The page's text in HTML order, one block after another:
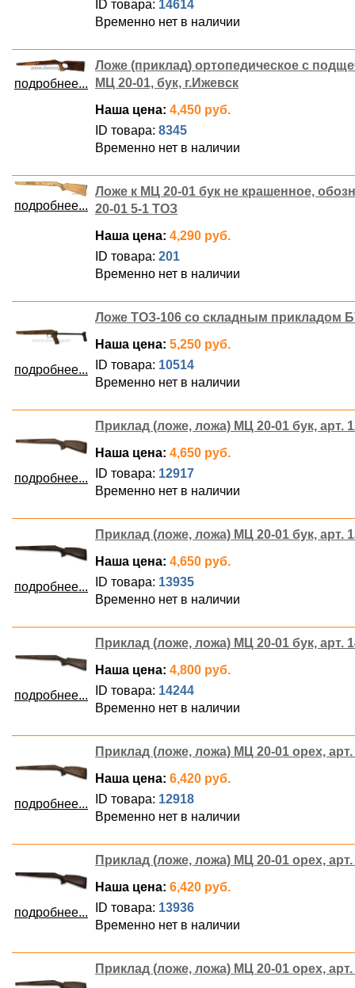
ID товара: 14614
Временно нет в наличии
подробнее...
Ложе (приклад) ортопедическое с
МЦ 20-01, бук, г.Ижевск
Наша цена: 4,450 руб.
ID товара: 8345
Временно нет в наличии
подробнее...
Ложе к МЦ 20-01 бук не крашенное,
20-01 5-1 ТОЗ
Наша цена: 4,290 руб.
ID товара: 201
Временно нет в наличии
подробнее...
Ложе ТОЗ-106 со складным прикладом
Наша цена: 5,250 руб.
ID товара: 10514
Временно нет в наличии
подробнее...
Приклад (ложе, ложа) МЦ 20-01 бук, арт.
Наша цена: 4,650 руб.
ID товара: 12917
Временно нет в наличии
подробнее...
Приклад (ложе, ложа) МЦ 20-01 бук, арт.
Наша цена: 4,650 руб.
ID товара: 13935
Временно нет в наличии
подробнее...
Приклад (ложе, ложа) МЦ 20-01 бук, арт.
Наша цена: 4,800 руб.
ID товара: 14244
Временно нет в наличии
подробнее...
Приклад (ложе, ложа) МЦ 20-01 орех, арт.
Наша цена: 6,420 руб.
ID товара: 12918
Временно нет в наличии
подробнее...
Приклад (ложе, ложа) МЦ 20-01 орех, арт.
Наша цена: 6,420 руб.
ID товара: 13936
Временно нет в наличии
Приклад (ложе, ложа) МЦ 20-01 орех, арт.